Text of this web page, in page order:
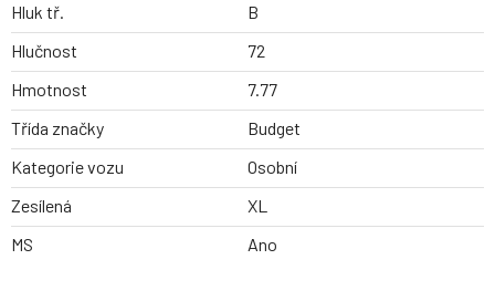
Hluk tř.
B
Hlučnost
72
Hmotnost
7.77
Třída značky
Budget
Kategorie vozu
Osobní
Zesílená
XL
MS
Ano